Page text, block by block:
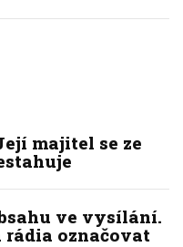
majitel se ze
ve vysílání.
rádia označovat